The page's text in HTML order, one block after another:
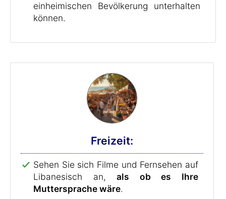
einheimischen Bevölkerung unterhalten
können.
Freizeit:
Sehen Sie sich Filme und Fernsehen auf
Libanesisch an,als ob es Ihre
Muttersprache wäre.